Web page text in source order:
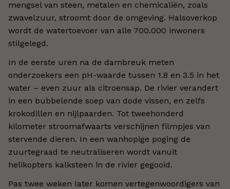
mengsel van steen, metalen en chemicaliën, zoals
zwavelzuur, stroomt door de omgeving. Halsoverkop
wordt de watertoevoer van alle 700.000 inwoners
stilgelegd.
In de eerste uren na de dambreuk meten
onderzoekers een pH-waarde tussen 1.8 en 3.5 in het
water – even zuur als citroensap. De rivier verandert
in een bubbelende soep van dode vissen, en zelfs
krokodillen en nijlpaarden. Tot tweehonderd
kilometer stroomafwaarts verschijnen filmpjes van
stervende dieren. In een wanhopige poging de
zuurtegraad te neutraliseren wordt vanuit
helikopters kalksteen in de rivier gegooid.
Pas twee weken later komen vertegenwoordigers van